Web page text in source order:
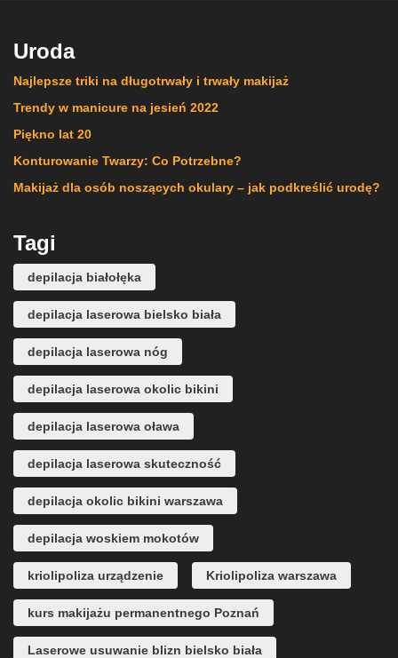
Uroda
Najlepsze triki na długotrwały i trwały makijaż
Trendy w manicure na jesień 2022
Piękno lat 20
Konturowanie Twarzy: Co Potrzebne?
Makijaż dla osób noszących okulary – jak podkreślić urodę?
Tagi
depilacja białołęka
depilacja laserowa bielsko biała
depilacja laserowa nóg
depilacja laserowa okolic bikini
depilacja laserowa oława
depilacja laserowa skuteczność
depilacja okolic bikini warszawa
depilacja woskiem mokotów
kriolipoliza urządzenie Kriolipoliza warszawa
kurs makijażu permanentnego Poznań
Laserowe usuwanie blizn bielsko biała